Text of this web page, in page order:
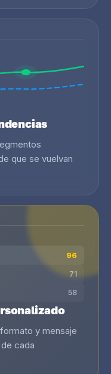
que se vuelvan
96
71
58
y mensaje
cada